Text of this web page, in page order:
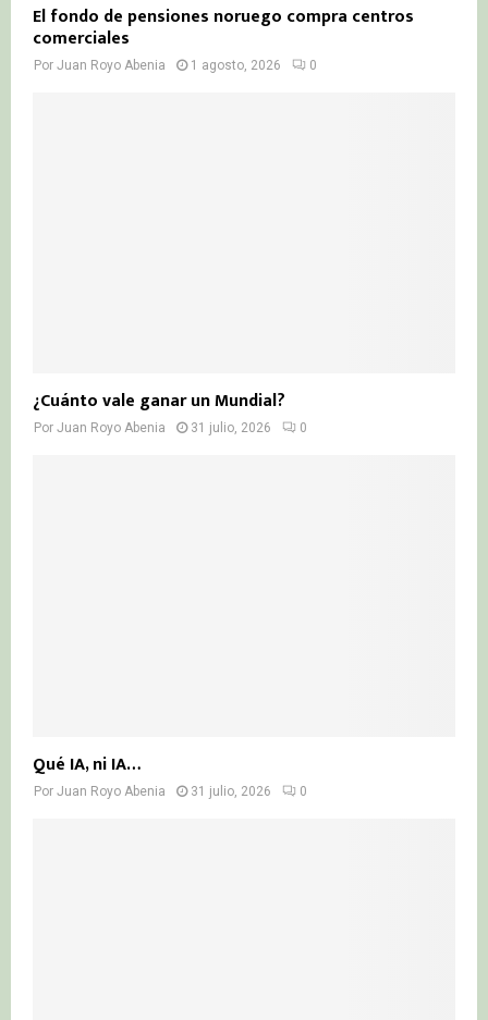
El fondo de pensiones noruego compra centros
comerciales
Por Juan Royo Abenia 1 agosto, 2026 0
¿Cuánto vale ganar un Mundial?
Por Juan Royo Abenia 31 julio, 2026 0
Qué IA, ni IA…
Por Juan Royo Abenia 31 julio, 2026 0